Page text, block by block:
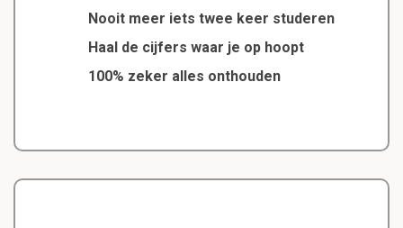
Nooit meer iets twee keer studeren
Haal de cijfers waar je op hoopt
100% zeker alles onthouden